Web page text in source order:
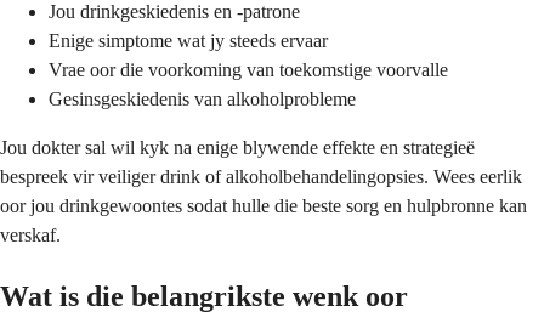
Jou drinkgeskiedenis en -patrone
Enige simptome wat jy steeds ervaar
Vrae oor die voorkoming van toekomstige voorvalle
Gesinsgeskiedenis van alkoholprobleme
Jou dokter sal wil kyk na enige blywende effekte en strategieë
bespreek vir veiliger drink of alkoholbehandelingopsies. Wees eerlik
oor jou drinkgewoontes sodat hulle die beste sorg en hulpbronne kan
verskaf.
Wat is die belangrikste wenk oor